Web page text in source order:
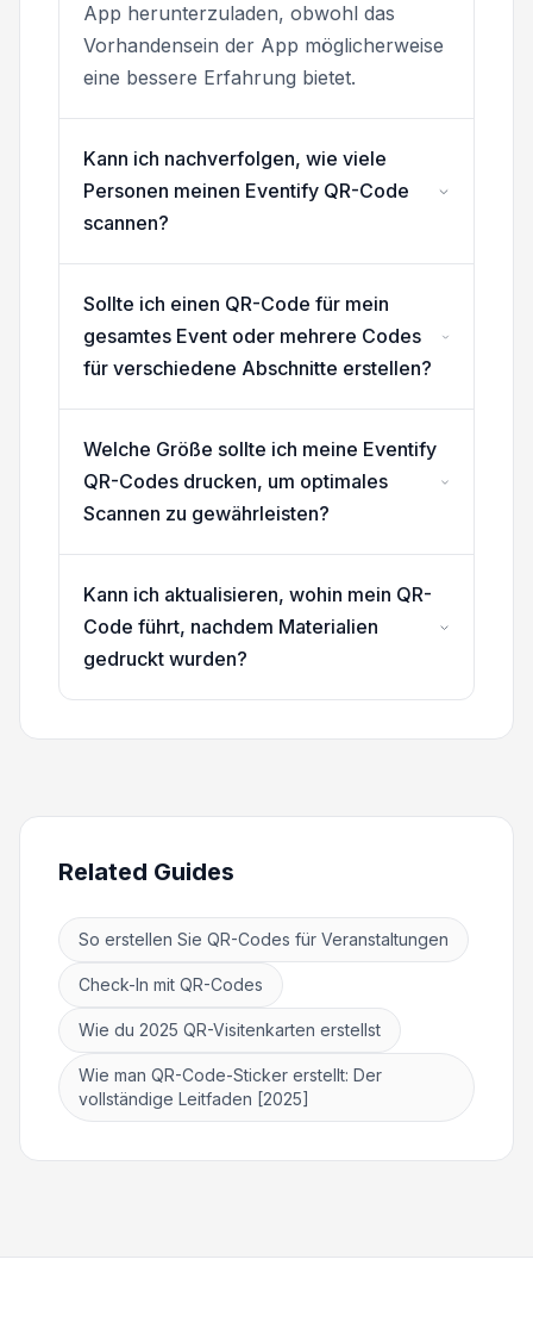
App herunterzuladen, obwohl das
Vorhandensein der App möglicherweise
eine bessere Erfahrung bietet.
Kann ich nachverfolgen, wie viele
Personen meinen Eventify QR-Code
scannen?
Sollte ich einen QR-Code für mein
gesamtes Event oder mehrere Codes
für verschiedene Abschnitte erstellen?
Welche Größe sollte ich meine Eventify
QR-Codes drucken, um optimales
Scannen zu gewährleisten?
Kann ich aktualisieren, wohin mein QR-
Code führt, nachdem Materialien
gedruckt wurden?
Related Guides
So erstellen Sie QR-Codes für Veranstaltungen
Check-In mit QR-Codes
Wie du 2025 QR-Visitenkarten erstellst
Wie man QR-Code-Sticker erstellt: Der
vollständige Leitfaden [2025]